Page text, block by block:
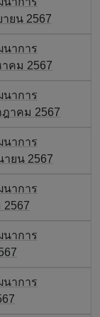
ยน 2567
นาการ
คม 2567
นาการ
าคม 2567
นาการ
ยน 2567
นาการ
นาการ
นาการ